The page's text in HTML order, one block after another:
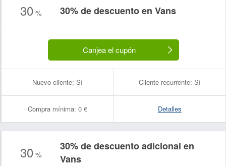
30 % 30% de descuento en Vans
Canjea el cupón
Nuevo cliente: Sí Cliente recurrente: Sí
Compra mínima: 0 € Detalles
30 %
30% de descuento adicional en
Vans